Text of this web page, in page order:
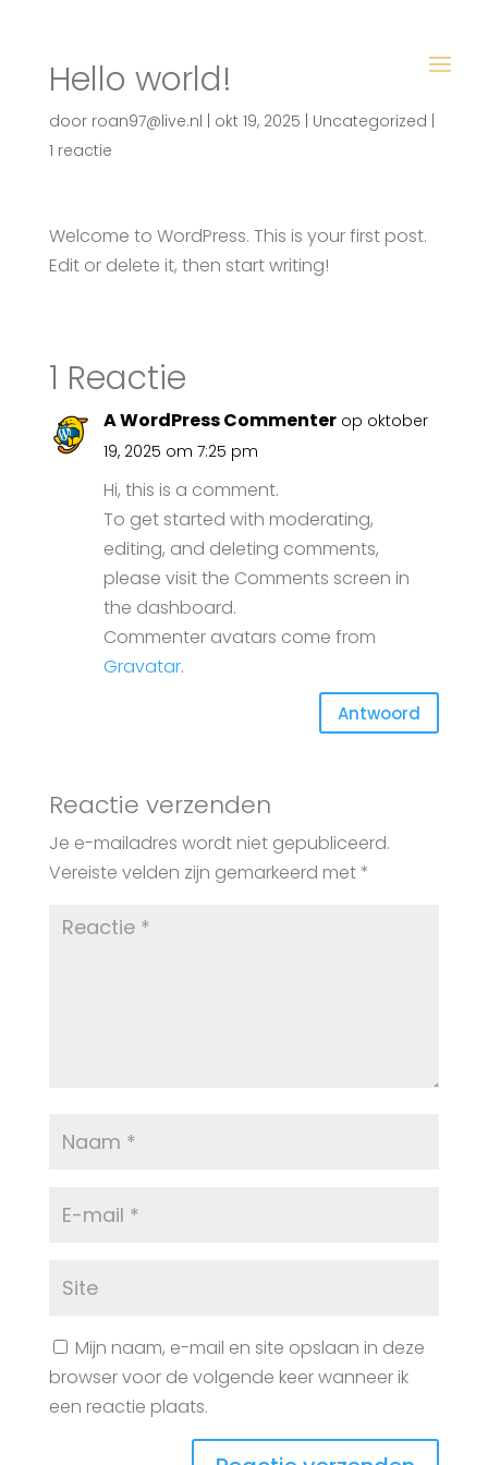
Hello world!
door roan97@live.nl okt 19, 2025 Uncategorized
1 reactie
Welcome to WordPress. This is your first post.
Edit or delete it, then start writing!
1 Reactie
A WordPress Commenter op oktober
19, 2025 om 7:25 pm
Hi, this is a comment.
To get started with moderating,
editing, and deleting comments,
please visit the Comments screen in
the dashboard.
Commenter avatars come from
Gravatar.
Antwoord
Reactie verzenden
Je e-mailadres wordt niet gepubliceerd.
Vereiste velden zijn gemarkeerd met*
Mijn naam, e-mail en site opslaan in deze
browser voor de volgende keer wanneer ik
een reactie plaats.